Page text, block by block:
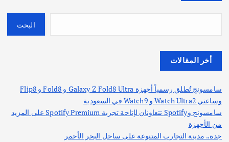
ف
ح
البحث
أخر المقالات
سامسونج تُطلق رسمياً أجهزة Galaxy Z Fold8 Ultra و Fold8 و Flip8
وساعتي Watch Ultra2 و Watch9 في السعودية
سامسونج وSpotify تتعاونان لإتاحة تجربة Spotify Premium على المزيد
من الأجهزة
جدة.. مدينة التجارب المتنوعة على ساحل البحر الأحمر